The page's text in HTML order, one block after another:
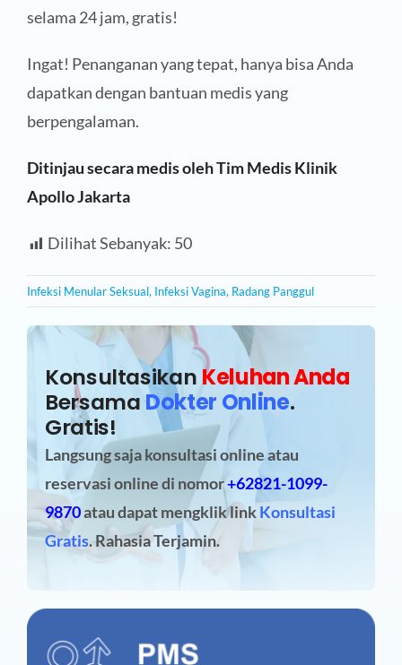
selama 24 jam, gratis!
Ingat! Penanganan yang tepat, hanya bisa Anda
dapatkan dengan bantuan medis yang
berpengalaman.
Ditinjau secara medis oleh Tim Medis Klinik
Apollo Jakarta
Dilihat Sebanyak: 50
Infeksi Menular Seksual, Infeksi Vagina, Radang Panggul
Konsultasikan Keluhan Anda
BersamaDokter Online.
Gratis!
Langsung saja konsultasi online atau
reservasi onlinedi nomor+62821-1099-
9870atau dapat mengklik linkKonsultasi
Gratis. Rahasia Terjamin.